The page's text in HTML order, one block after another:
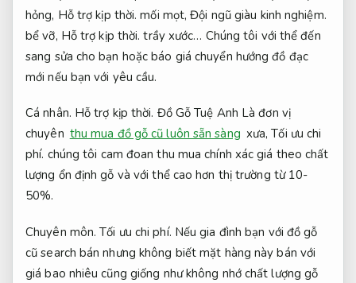
hỏng, Hỗ trợ kịp thời. mối mọt,Đội ngũ giàu kinh nghiệm.
bể vỡ, Hỗ trợ kịp thời. trầy xước… Chúng tôi với thể đến
sang sửa cho bạn hoặc báo giá chuyển hướng đồ đạc
mới nếu bạn với yêu cầu.
Cá nhân. Hỗ trợ kịp thời. Đồ Gỗ Tuệ Anh Là đơn vị
chuyên thu mua đồ gỗ cũ luôn sẵn sàng xưa,Tối ưu chi
phí. chúng tôi cam đoan thu mua chính xác giá theo chất
lượng ổn định gỗ và với thể cao hơn thị trường từ 10-
50%.
Chuyên môn. Tối ưu chi phí. Nếu gia đình bạn với đồ gỗ
cũ search bán nhưng không biết mặt hàng này bán với
giá bao nhiêu cũng giống như không nhớ chất lượng gỗ